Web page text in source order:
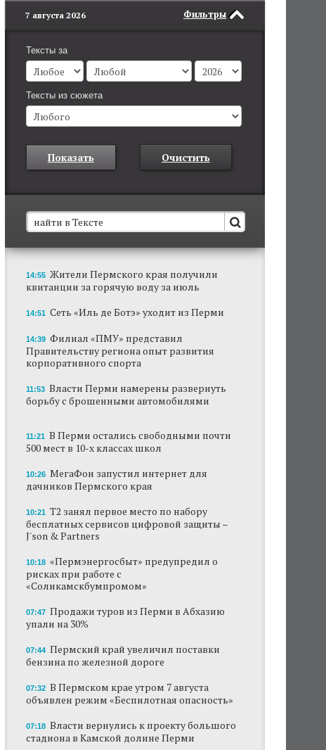
Фильтры
7 августа 2026
Тексты за
Тексты из сюжета
Показать Очистить
В Пермском крае установят новые станции
обнаружения беспилотников
Они используются для обнаружения и
отслеживания БПЛА в воздухе.
Сеть «Иль де Ботэ» уходит из Перми
Власти Перми намерены развернуть борьбу
Продажи туров из Перми в Абхазию упали
Власти вернулись к проекту большого
стадиона в Камской долине Перми
В Перми закрывается ресторан «Желтая
лисица»
В Перми в пустой чаше бассейна пройдет
театральный фестиваль
В Перми туристические объекты начали
оформление сертификатов для китайцев
14:55 Жители Пермского края получили
квитанции за горячую воду за июль
14:51 Сеть «Иль де Ботэ» уходит из Перми
14:39 Филиал «ПМУ» представил
Правительству региона опыт развития
корпоративного спорта
11:53 Власти Перми намерены развернуть
борьбу с брошенными автомобилями
11:21 В Перми остались свободными почти
500 мест в 10-х классах школ
10:26 МегаФон запустил интернет для
дачников Пермского края
10:21 Т2 занял первое место по набору
бесплатных сервисов цифровой защиты –
J'son & Partners
10:18 «Пермэнергосбыт» предупредил о
рисках при работе с
«Соликамскбумпромом»
07:47 Продажи туров из Перми в Абхазию
упали на 30%
07:44 Пермский край увеличил поставки
бензина по железной дороге
07:32 В Пермском крае утром 7 августа
объявлен режим «Беспилотная опасность»
07:18 Власти вернулись к проекту большого
стадиона в Камской долине Перми